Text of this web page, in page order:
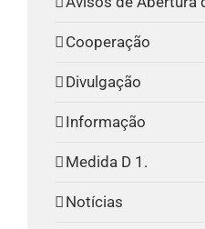
Cooperação
Divulgação
Informação
Medida D 1.
Notícias